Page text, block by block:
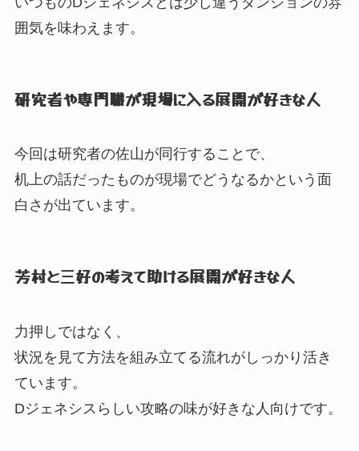
囲気を味わえます。
研究者や専門職が現場に入る展開が好きな人
今回は研究者の佐山が同行することで、
机上の話だったものが現場でどうなるかという面
白さが出ています。
芳村と三好の考えて助ける展開が好きな人
力押しではなく、
状況を見て方法を組み立てる流れがしっかり活き
ています。
Dジェネシスらしい攻略の味が好きな人向けです。